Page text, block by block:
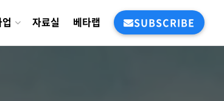
자료실 베타랩 SUBSCRIBE